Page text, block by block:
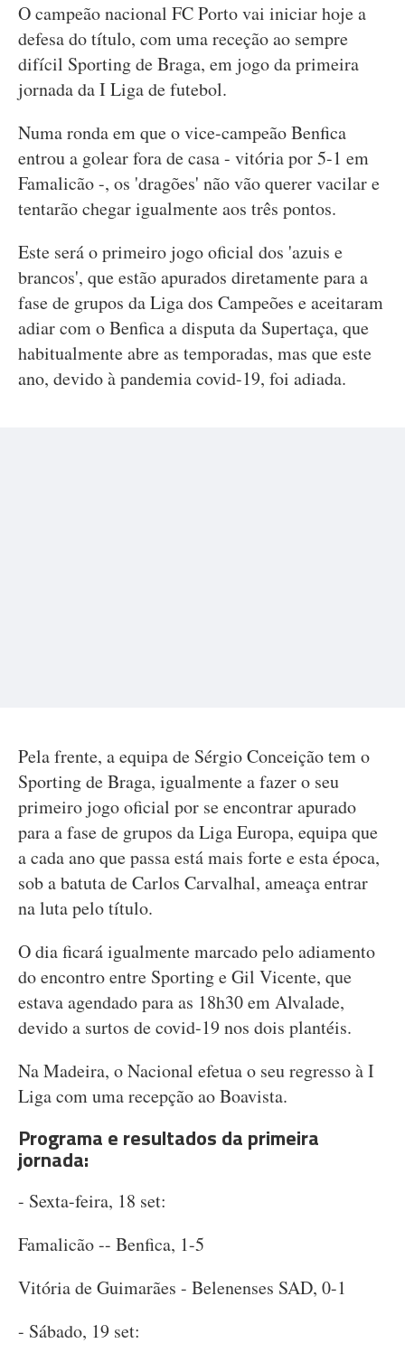
O campeão nacional FC Porto vai iniciar hoje a
defesa do título, com uma receção ao sempre
difícil Sporting de Braga, em jogo da primeira
jornada da I Liga de futebol.
Numa ronda em que o vice-campeão Benfica
entrou a golear fora de casa - vitória por 5-1 em
Famalicão -, os 'dragões' não vão querer vacilar e
tentarão chegar igualmente aos três pontos.
Este será o primeiro jogo oficial dos 'azuis e
brancos', que estão apurados diretamente para a
fase de grupos da Liga dos Campeões e aceitaram
adiar com o Benfica a disputa da Supertaça, que
habitualmente abre as temporadas, mas que este
ano, devido à pandemia covid-19, foi adiada.
Pela frente, a equipa de Sérgio Conceição tem o
Sporting de Braga, igualmente a fazer o seu
primeiro jogo oficial por se encontrar apurado
para a fase de grupos da Liga Europa, equipa que
a cada ano que passa está mais forte e esta época,
sob a batuta de Carlos Carvalhal, ameaça entrar
na luta pelo título.
O dia ficará igualmente marcado pelo adiamento
do encontro entre Sporting e Gil Vicente, que
estava agendado para as 18h30 em Alvalade,
devido a surtos de covid-19 nos dois plantéis.
Na Madeira, o Nacional efetua o seu regresso à I
Liga com uma recepção ao Boavista.
Programa e resultados da primeira
jornada:
- Sexta-feira, 18 set:
Famalicão -- Benfica, 1-5
Vitória de Guimarães - Belenenses SAD, 0-1
- Sábado, 19 set: